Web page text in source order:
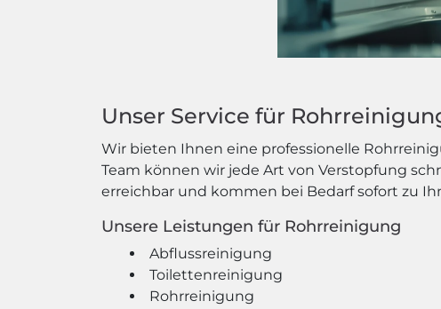
Unser Service für
Wir bieten Ihnen eine professionelle
Team können wir jede Art von Verstopfung
erreichbar und kommen bei Bedarf sofort zu
Unsere Leistungen für Rohrreinigung
Abflussreinigung
Toilettenreinigung
Rohrreinigung